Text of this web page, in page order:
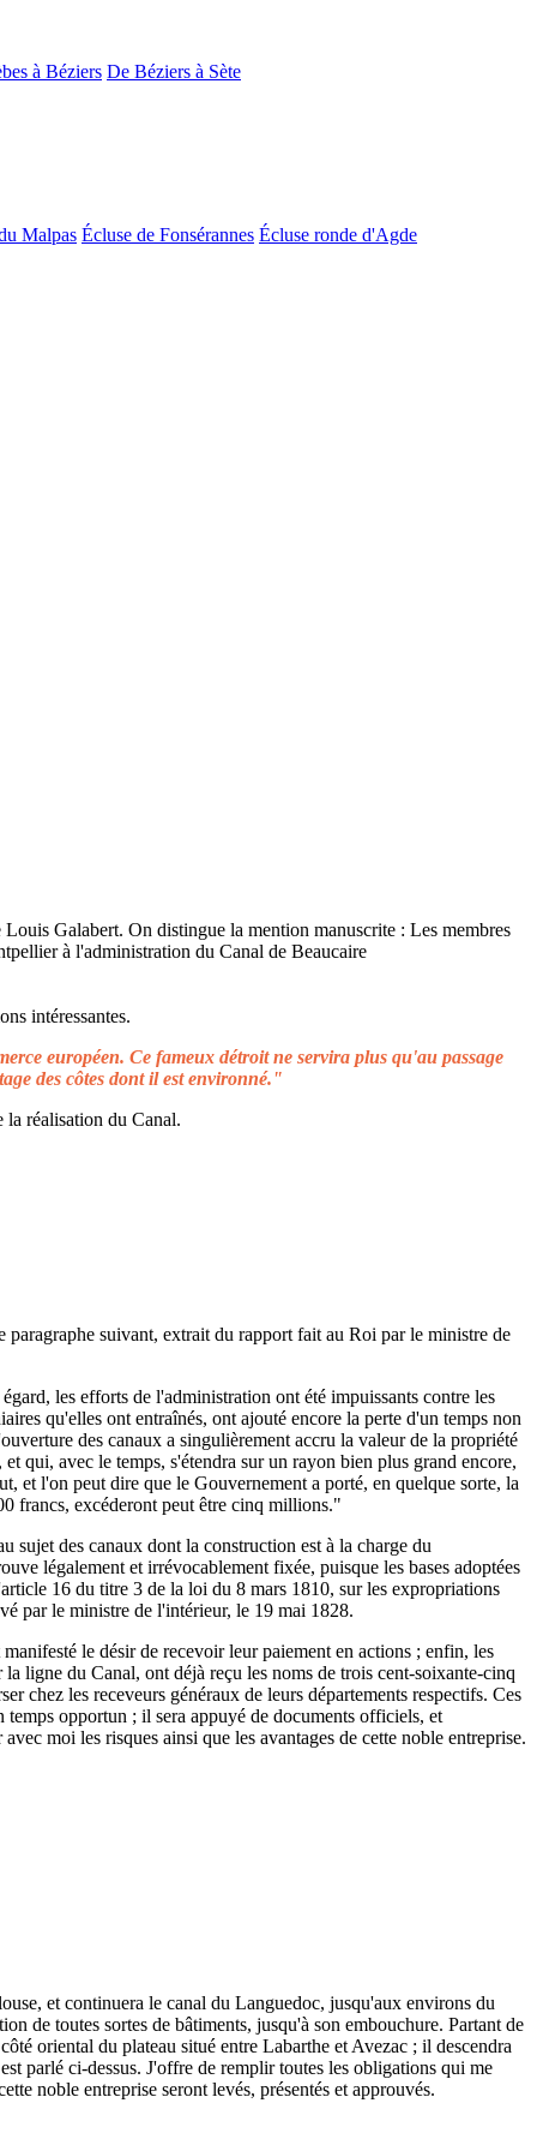
à Béziers De Béziers à Sète
Malpas Écluse de Fonsérannes Écluse ronde d'Agde
intéressantes.
européen. Ce fameux détroit ne servira plus qu'au passage
des côtes dont il est environné."
réalisation du Canal.
suivant, extrait du rapport fait au Roi par le ministre de
les efforts de l'administration ont été impuissants contre les
qu'elles ont entraînés, ont ajouté encore la perte d'un temps non
des canaux a singulièrement accru la valeur de la propriété
qui, avec le temps, s'étendra sur un rayon bien plus grand encore,
et l'on peut dire que le Gouvernement a porté, en quelque sorte, la
francs, excéderont peut être cinq millions."
sujet des canaux dont la construction est à la charge du
légalement et irrévocablement fixée, puisque les bases adoptées
16 du titre 3 de la loi du 8 mars 1810, sur les expropriations
par le ministre de l'intérieur, le 19 mai 1828.
le désir de recevoir leur paiement en actions ; enfin, les
ligne du Canal, ont déjà reçu les noms de trois cent-soixante-cinq
chez les receveurs généraux de leurs départements respectifs. Ces
temps opportun ; il sera appuyé de documents officiels, et
moi les risques ainsi que les avantages de cette noble entreprise.
et continuera le canal du Languedoc, jusqu'aux environs du
de toutes sortes de bâtiments, jusqu'à son embouchure. Partant de
oriental du plateau situé entre Labarthe et Avezac ; il descendra
parlé ci-dessus. J'offre de remplir toutes les obligations qui me
noble entreprise seront levés, présentés et approuvés.